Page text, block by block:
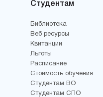
Студентам
Библиотека
Веб ресурсы
Квитанции
Льготы
Расписание
Стоимость обучения
Студентам ВО
Студентам СПО